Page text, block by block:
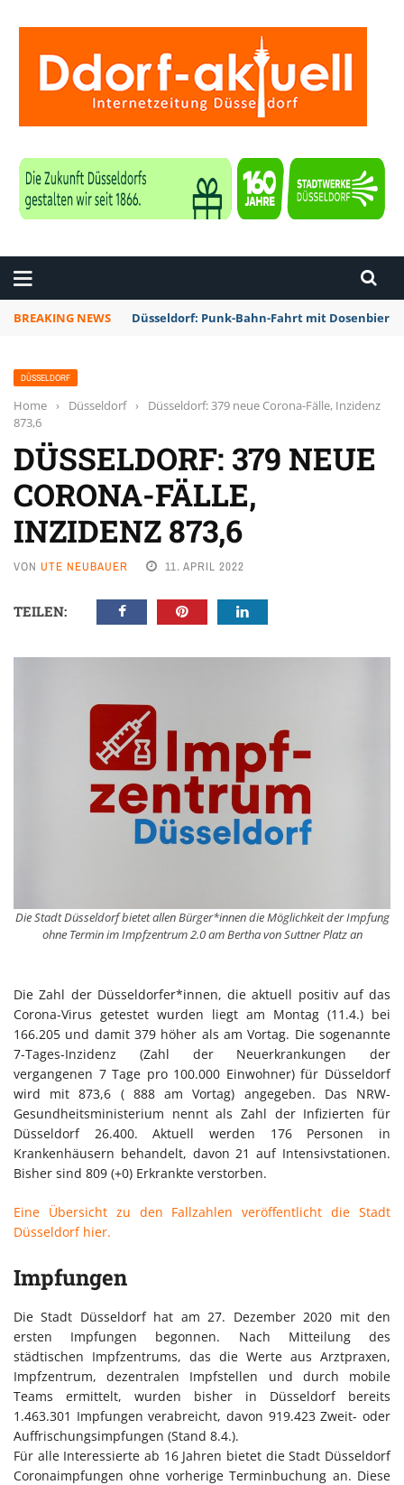
BREAKING NEWS Düsseldorf: Punk-Bahn-Fahrt mit Dosenbier
DÜSSELDORF
Home › Düsseldorf ›
Düsseldorf: 379 neue Corona-Fälle, Inzidenz
873,6
DÜSSELDORF: 379 NEUE
CORONA-FÄLLE,
INZIDENZ 873,6
VON UTE NEUBAUER 11. APRIL 2022
TEILEN:
Die Stadt Düsseldorf bietet allen Bürger*innen die Möglichkeit der Impfung
ohne Termin im Impfzentrum 2.0 am Bertha von Suttner Platz an
Die Zahl der Düsseldorfer*innen, die aktuell positiv auf das
Corona-Virus getestet wurden liegt am Montag (11.4.) bei
166.205 und damit 379 höher als am Vortag. Die sogenannte
7-Tages-Inzidenz (Zahl der Neuerkrankungen der
vergangenen 7 Tage pro 100.000 Einwohner) für Düsseldorf
wird mit 873,6 ( 888 am Vortag) angegeben. Das NRW-
Gesundheitsministerium nennt als Zahl der Infizierten für
Düsseldorf 26.400. Aktuell werden 176 Personen in
Krankenhäusern behandelt, davon 21 auf Intensivstationen.
Bisher sind 809 (+0) Erkrankte verstorben.
Eine Übersicht zu den Fallzahlen veröffentlicht die Stadt
Düsseldorf hier.
Impfungen
Die Stadt Düsseldorf hat am 27. Dezember 2020 mit den
ersten Impfungen begonnen. Nach Mitteilung des
städtischen Impfzentrums, das die Werte aus Arztpraxen,
Impfzentrum, dezentralen Impfstellen und durch mobile
Teams ermittelt, wurden bisher in Düsseldorf bereits
1.463.301 Impfungen verabreicht, davon 919.423 Zweit- oder
Auffrischungsimpfungen (Stand 8.4.).
Für alle Interessierte ab 16 Jahren bietet die Stadt Düsseldorf
Coronaimpfungen ohne vorherige Terminbuchung an. Diese